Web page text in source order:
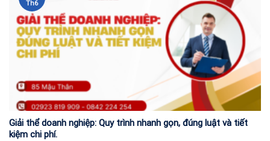
Giải thể doanh nghiệp: Quy trình nhanh gọn, đúng luật và tiết
kiệm chi phí.
Th6